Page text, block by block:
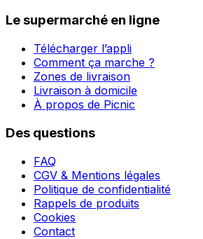
Le supermarché en ligne
Télécharger l’appli
Comment ça marche ?
Zones de livraison
Livraison à domicile
À propos de Picnic
Des questions
FAQ
CGV & Mentions légales
Politique de confidentialité
Rappels de produits
Cookies
Contact